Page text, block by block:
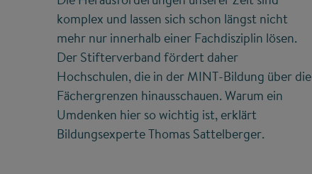
komplex und lassen sich schon längst nicht
mehr nur innerhalb einer Fachdisziplin lösen.
Der Stifterverband fördert daher
Hochschulen, die in der MINT-Bildung über die
Fächergrenzen hinausschauen. Warum ein
Umdenken hier so wichtig ist, erklärt
Bildungsexperte Thomas Sattelberger.